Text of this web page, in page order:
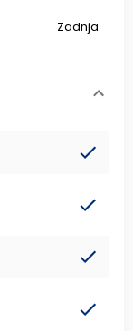
Zadnja